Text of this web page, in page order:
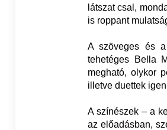
látszat csal,
is roppant
A szöveges és
tehetéges Bella
megható, olykor
illetve duettek
A színészek – a
az előadásban,